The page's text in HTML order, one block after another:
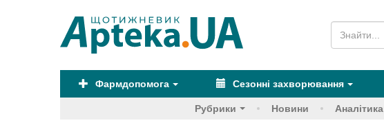
Фармдопомога Сезонні захворювання
Рубрики Новини Аналітика